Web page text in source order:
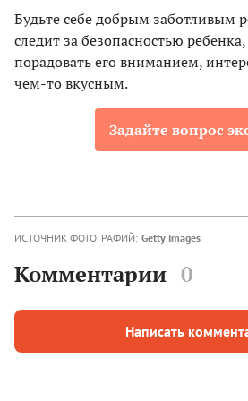
Будьте себе добрым заботливым
следит за безопасностью
порадовать его вниманием,
чем-то вкусным.
Задайте вопрос
ИСТОЧНИК ФОТОГРАФИЙ: Getty Images
Комментарии 0
Написать